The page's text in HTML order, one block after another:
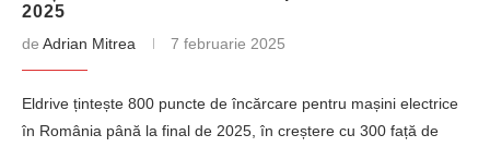
2025
de Adrian Mitrea 7 februarie 2025
Eldrive țintește 800 puncte de încărcare pentru mașini electrice
în România până la final de 2025, în creștere cu 300 față de